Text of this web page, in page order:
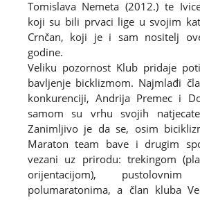
Tomislava Nemeta (2012.) te
koji su bili prvaci lige u svojim
Crnčan, koji je i sam nositelj
godine.
Veliku pozornost Klub pridaje
bavljenje bicklizmom. Najmlađi
konkurenciji, Andrija Premec i
samom su vrhu svojih
Zanimljivo je da se, osim
Maraton team bave i drugim
vezani uz prirodu: trekingom
orijentacijom),
polumaratonima, a član kluba